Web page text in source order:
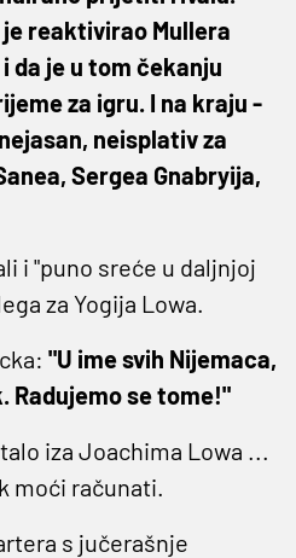
reaktivirao Mullera
da je u tom čekanju
za igru. I na kraju -
neisplativ za
Sergea Gnabryija,
i "puno sreće u daljnjoj
za Yogija Lowa.
"U ime svih Nijemaca,
Radujemo se tome!"
iza Joachima Lowa ...
moći računati.
s jučerašnje